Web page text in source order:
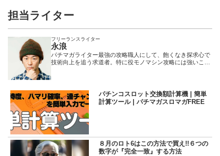
担当ライター
フリーランスライター
永浪
パチマガライター最強の攻略職人にして、飽くなき探求心で
技術向上を追う求道者。特に役モノマシン攻略には強いこだ
併せ持つ。我が拳は我流、我流は無形を体現する、「永」遠
の流「浪」人。
パチンコスロット交換額計算機 | 簡単
計算ツール | パチマガスロマガFREE
８月のロト6はこの方法で買え!!６つの
数字が『完全一致』する方法